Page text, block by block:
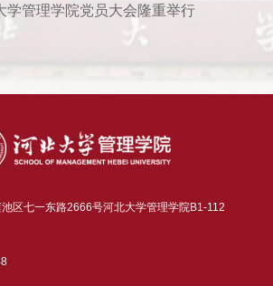
学管理学院党员大会隆重举行
区七一东路2666号河北大学管理学院B1-112